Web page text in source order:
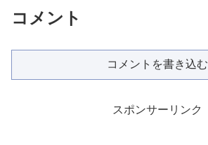
コメント
コメントを書き込む
スポンサーリンク